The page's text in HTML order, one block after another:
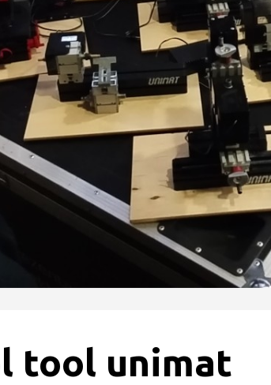
tool unimat